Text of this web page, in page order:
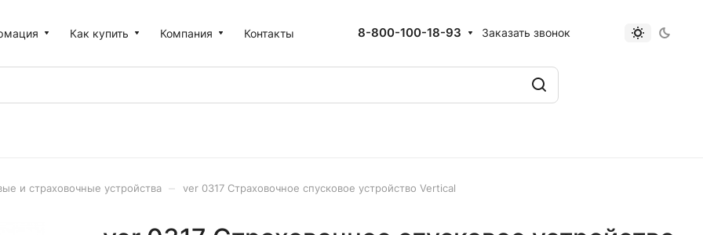
Как купить Компания Контакты 8-800-100-18-93 Заказать звонок
и страховочные устройства ver 0317 Страховочное спусковое устройство Vertical